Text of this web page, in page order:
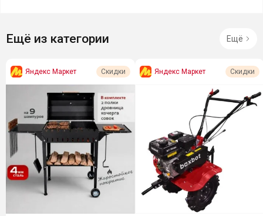
Ещё из категории Ещё
Яндекс Маркет Скидки Яндекс Маркет Скидки